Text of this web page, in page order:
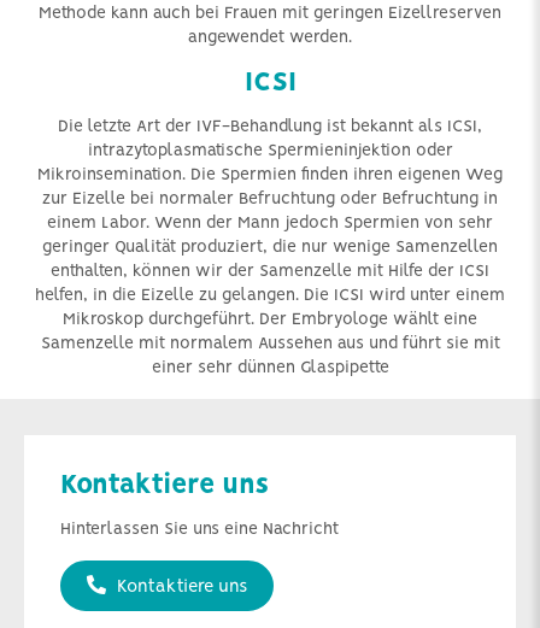
Methode kann auch bei Frauen mit geringen Eizellreserven
angewendet werden.
ICSI
Die letzte Art der IVF-Behandlung ist bekannt als ICSI,
intrazytoplasmatische Spermieninjektion oder
Mikroinsemination. Die Spermien finden ihren eigenen Weg
zur Eizelle bei normaler Befruchtung oder Befruchtung in
einem Labor. Wenn der Mann jedoch Spermien von sehr
geringer Qualität produziert, die nur wenige Samenzellen
enthalten, können wir der Samenzelle mit Hilfe der ICSI
helfen, in die Eizelle zu gelangen. Die ICSI wird unter einem
Mikroskop durchgeführt. Der Embryologe wählt eine
Samenzelle mit normalem Aussehen aus und führt sie mit
einer sehr dünnen Glaspipette
Kontaktiere uns
Hinterlassen Sie uns eine Nachricht
Kontaktiere uns